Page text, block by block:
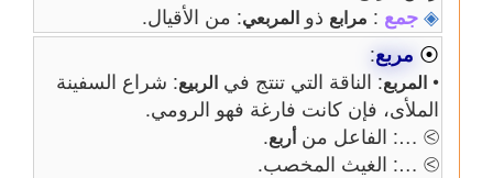
◈ جمع : مرابعذو المربعي: من الأقيال.
⦿ مربع:
• المربع: الناقة التي تنتج في الربيع: شراع السفينة
الملأى، فإن كانت فارغة فهو الرومي.
⧁ …: الفاعل من أربع.
⧁ …: الغيث المخصب.